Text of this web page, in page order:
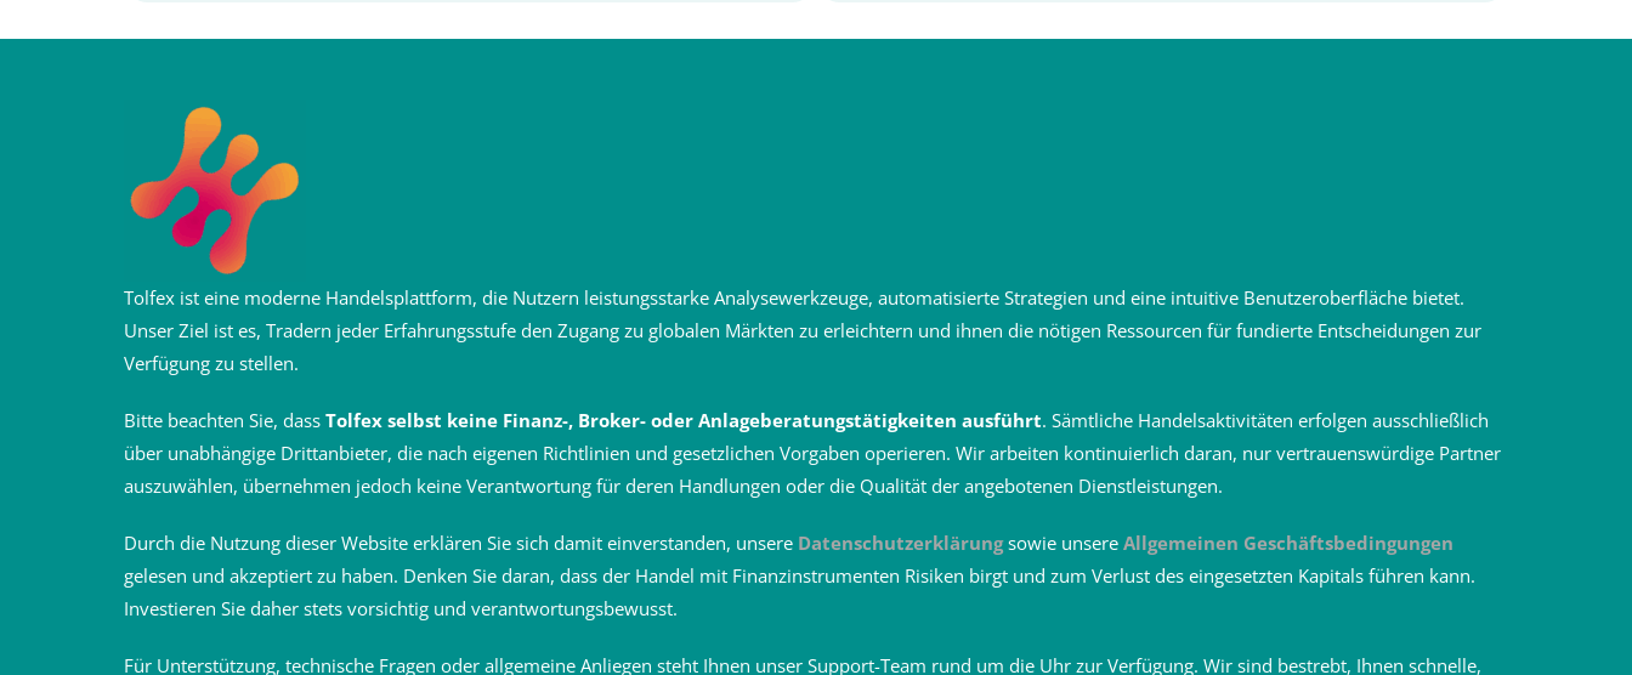
Tolfex ist eine moderne Handelsplattform, die Nutzern leistungsstarke Analysewerkzeuge, automatisierte Strategien und eine intuitive Benutzeroberfläche bietet.
Unser Ziel ist es, Tradern jeder Erfahrungsstufe den Zugang zu globalen Märkten zu erleichtern und ihnen die nötigen Ressourcen für fundierte Entscheidungen zur
Verfügung zu stellen.
Bitte beachten Sie, dass Tolfex selbst keine Finanz-, Broker- oder Anlageberatungstätigkeiten ausführt. Sämtliche Handelsaktivitäten erfolgen ausschließlich
über unabhängige Drittanbieter, die nach eigenen Richtlinien und gesetzlichen Vorgaben operieren. Wir arbeiten kontinuierlich daran, nur vertrauenswürdige Partner
auszuwählen, übernehmen jedoch keine Verantwortung für deren Handlungen oder die Qualität der angebotenen Dienstleistungen.
Durch die Nutzung dieser Website erklären Sie sich damit einverstanden, unsere Datenschutzerklärungsowie unsere Allgemeinen Geschäftsbedingungen
gelesen und akzeptiert zu haben. Denken Sie daran, dass der Handel mit Finanzinstrumenten Risiken birgt und zum Verlust des eingesetzten Kapitals führen kann.
Investieren Sie daher stets vorsichtig und verantwortungsbewusst.
Für Unterstützung, technische Fragen oder allgemeine Anliegen steht Ihnen unser Support-Team rund um die Uhr zur Verfügung. Wir sind bestrebt, Ihnen schnelle,